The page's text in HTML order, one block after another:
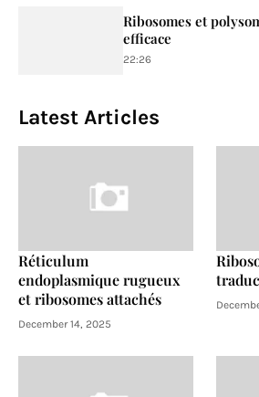
Ribosomes et
efficace
22:26
Latest Articles
Réticulum
endoplasmique rugueux
et ribosomes attachés
December 14, 2025